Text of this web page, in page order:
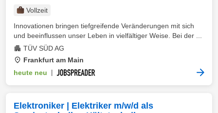
Vollzeit
Innovationen bringen tiefgreifende Veränderungen mit sich
und beeinflussen unser Leben in vielfältiger Weise. Bei der ...
TÜV SÜD AG
Frankfurt am Main
heute neu
Elektroniker | Elektriker m/w/d als